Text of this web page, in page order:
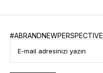
#ABRANDNEWPERSPECTIVE